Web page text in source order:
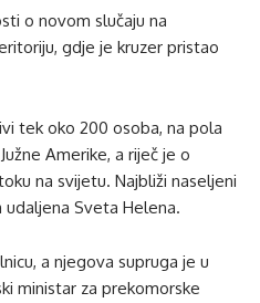
o novom slučaju na
gdje je kruzer pristao
tek oko 200 osoba, na pola
Amerike, a riječ je o
na svijetu. Najbliži naseljeni
Sveta Helena.
a njegova supruga je u
ministar za prekomorske